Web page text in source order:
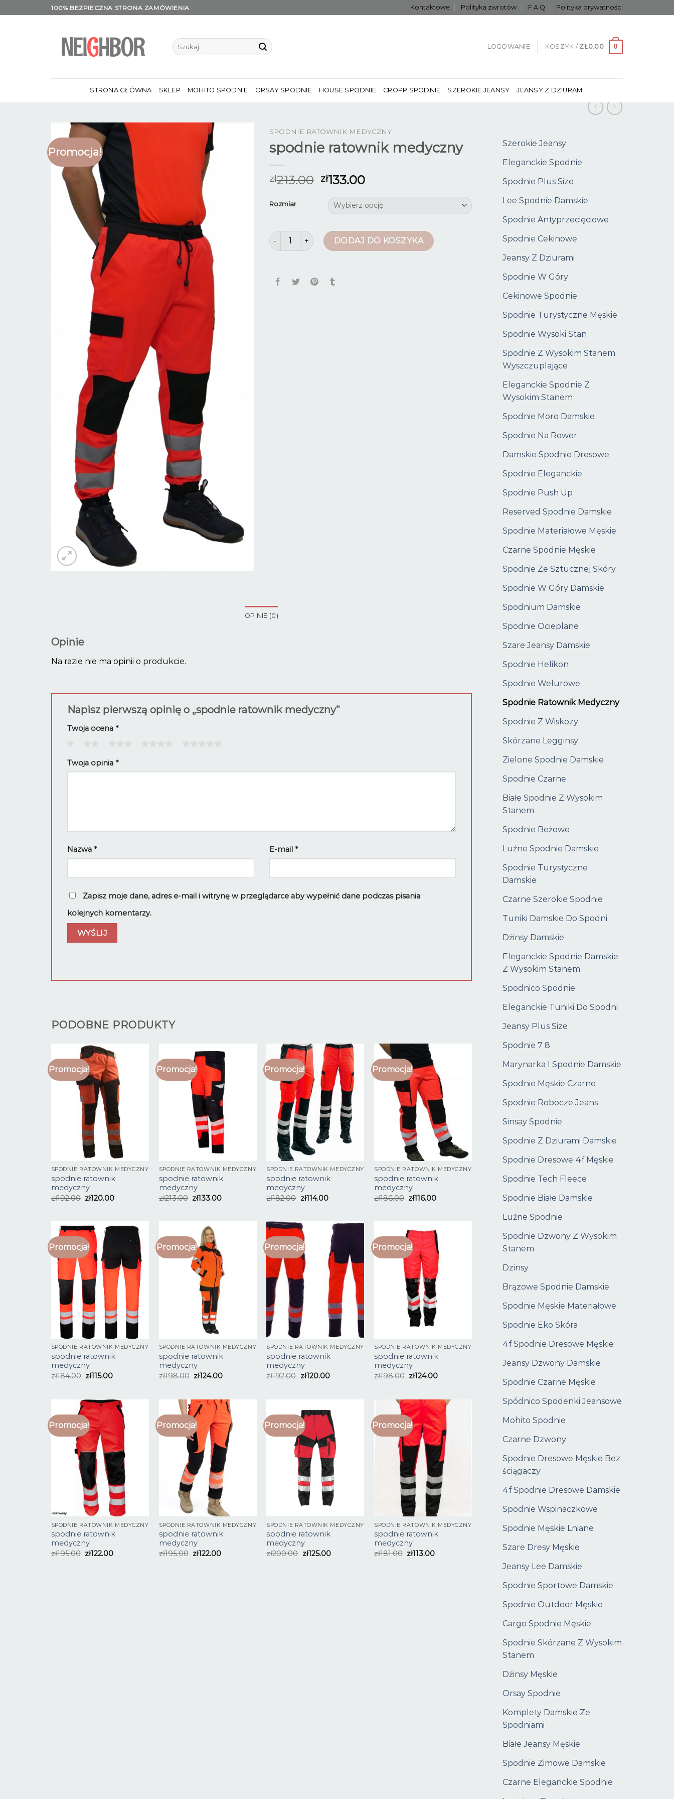
to
100% BEZPIECZNA STRONA ZAMÓWIENIA Kontaktowe Polityka zwrotów F.A.Q Polityka prywatności
Szukaj:
LOGOWANIE KOSZYK / ZŁ0.00 0
STRONA GŁÓWNA SKLEP MOHITO SPODNIE ORSAY SPODNIE HOUSE SPODNIE CROPP SPODNIE SZEROKIE JEANSY JEANSY Z DZIURAMI
Szerokie Jeansy
Eleganckie Spodnie
Spodnie Plus Size
Lee Spodnie Damskie
Spodnie Antyprzecięciowe
Spodnie Cekinowe
Jeansy Z Dziurami
Spodnie W Góry
Cekinowe Spodnie
Spodnie Turystyczne Męskie
Spodnie Wysoki Stan
Spodnie Z Wysokim Stanem
Wyszczuplające
Eleganckie Spodnie Z
Wysokim Stanem
Spodnie Moro Damskie
Spodnie Na Rower
Damskie Spodnie Dresowe
Spodnie Eleganckie
Spodnie Push Up
Reserved Spodnie Damskie
Spodnie Materiałowe Męskie
Czarne Spodnie Męskie
Spodnie Ze Sztucznej Skóry
Spodnie W Góry Damskie
Spodnium Damskie
Spodnie Ocieplane
Szare Jeansy Damskie
Spodnie Helikon
Spodnie Welurowe
Spodnie Ratownik Medyczny
Spodnie Z Wiskozy
Skórzane Legginsy
Zielone Spodnie Damskie
Spodnie Czarne
Białe Spodnie Z Wysokim
Stanem
Spodnie Beżowe
Luźne Spodnie Damskie
Spodnie Turystyczne
Damskie
Czarne Szerokie Spodnie
Tuniki Damskie Do Spodni
Dżinsy Damskie
Eleganckie Spodnie Damskie
Z Wysokim Stanem
Spodnico Spodnie
Eleganckie Tuniki Do Spodni
Jeansy Plus Size
Spodnie 7 8
Marynarka I Spodnie Damskie
Spodnie Męskie Czarne
Spodnie Robocze Jeans
Sinsay Spodnie
Spodnie Z Dziurami Damskie
Spodnie Dresowe 4f Męskie
Spodnie Tech Fleece
Spodnie Białe Damskie
Luźne Spodnie
Spodnie Dzwony Z Wysokim
Stanem
Dzinsy
Brązowe Spodnie Damskie
Spodnie Męskie Materiałowe
Spodnie Eko Skóra
4f Spodnie Dresowe Męskie
Jeansy Dzwony Damskie
Spodnie Czarne Męskie
Spódnico Spodenki Jeansowe
Mohito Spodnie
Czarne Dzwony
Spodnie Dresowe Męskie Bez
ściągaczy
4f Spodnie Dresowe Damskie
Spodnie Wspinaczkowe
Spodnie Męskie Lniane
Szare Dresy Męskie
Jeansy Lee Damskie
Spodnie Sportowe Damskie
Spodnie Outdoor Męskie
Cargo Spodnie Męskie
Spodnie Skórzane Z Wysokim
Stanem
Dżinsy Męskie
Orsay Spodnie
Komplety Damskie Ze
Spodniami
Białe Jeansy Męskie
Spodnie Zimowe Damskie
Czarne Eleganckie Spodnie
Promocja!
SPODNIE RATOWNIK MEDYCZNY
spodnie ratownik medyczny
zł213.00 zł133.00
Rozmiar
ilość spodnie ratownik medyczny
DODAJ DO KOSZYKA
OPINIE (0)
Opinie
Na razie nie ma opinii o produkcie.
Napisz pierwszą opinię o „spodnie ratownik medyczny”
Twoja ocena *
Twoja opinia *
Nazwa * E-mail *
Zapisz moje dane, adres e-mail i witrynę w przeglądarce aby wypełnić dane podczas pisania
kolejnych komentarzy.
PODOBNE PRODUKTY
Promocja!
SPODNIE RATOWNIK MEDYCZNY
spodnie ratownik
medyczny
zł192.00 zł120.00
Promocja!
SPODNIE RATOWNIK MEDYCZNY
spodnie ratownik
medyczny
zł213.00 zł133.00
Promocja!
SPODNIE RATOWNIK MEDYCZNY
spodnie ratownik
medyczny
zł182.00 zł114.00
Promocja!
SPODNIE RATOWNIK MEDYCZNY
spodnie ratownik
medyczny
zł186.00 zł116.00
Promocja!
SPODNIE RATOWNIK MEDYCZNY
spodnie ratownik
medyczny
zł184.00 zł115.00
Promocja!
SPODNIE RATOWNIK MEDYCZNY
spodnie ratownik
medyczny
zł198.00 zł124.00
Promocja!
SPODNIE RATOWNIK MEDYCZNY
spodnie ratownik
medyczny
zł192.00 zł120.00
Promocja!
SPODNIE RATOWNIK MEDYCZNY
spodnie ratownik
medyczny
zł198.00 zł124.00
Promocja!
SPODNIE RATOWNIK MEDYCZNY
spodnie ratownik
medyczny
zł195.00 zł122.00
Promocja!
SPODNIE RATOWNIK MEDYCZNY
spodnie ratownik
medyczny
zł195.00 zł122.00
Promocja!
SPODNIE RATOWNIK MEDYCZNY
spodnie ratownik
medyczny
zł200.00 zł125.00
Promocja!
SPODNIE RATOWNIK MEDYCZNY
spodnie ratownik
medyczny
zł181.00 zł113.00